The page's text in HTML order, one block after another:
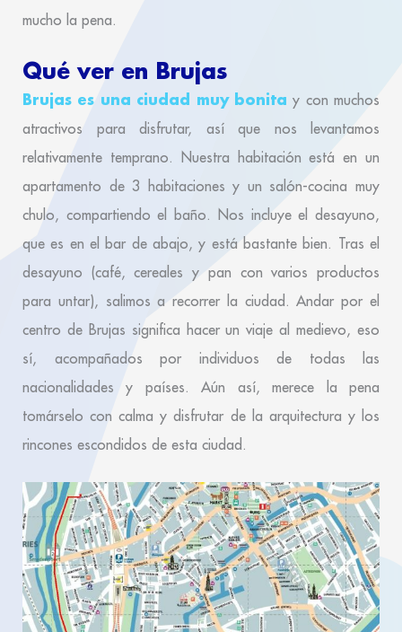
mucho la pena.
Qué ver en Brujas
Brujas es una ciudad muy bonita y con muchos
atractivos para disfrutar, así que nos levantamos
relativamente temprano. Nuestra habitación está en un
apartamento de 3 habitaciones y un salón-cocina muy
chulo, compartiendo el baño. Nos incluye el desayuno,
que es en el bar de abajo, y está bastante bien. Tras el
desayuno (café, cereales y pan con varios productos
para untar), salimos a recorrer la ciudad. Andar por el
centro de Brujas significa hacer un viaje al medievo, eso
sí, acompañados por individuos de todas las
nacionalidades y países. Aún así, merece la pena
tomárselo con calma y disfrutar de la arquitectura y los
rincones escondidos de esta ciudad.